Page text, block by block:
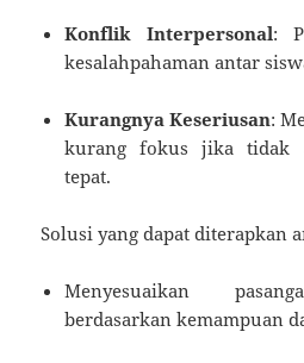
Konflik Interpersonal:
kesalahpahaman antar
Kurangnya Keseriusan:
kurang fokus jika tidak
tepat.
Solusi yang dapat diterapkan
Menyesuaikan
berdasarkan kemampuan